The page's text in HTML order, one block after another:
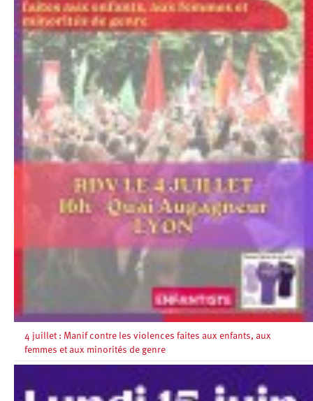
4 juillet : Manif contre les violences faites aux enfants, aux
femmes et aux minorités de genre